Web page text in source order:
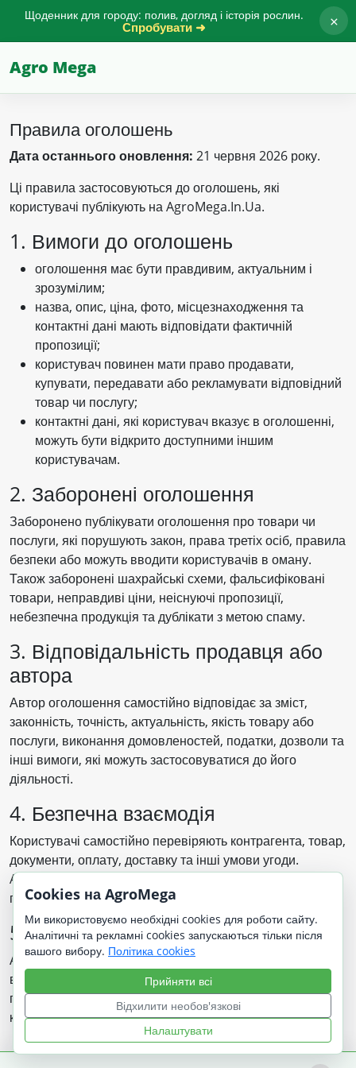
Щоденник для городу: полив, догляд і історія рослин.
Спробувати ➜ ×
Agro Mega
Правила оголошень
Дата останнього оновлення: 21 червня 2026 року.
Ці правила застосовуються до оголошень, які
користувачі публікують на AgroMega.In.Ua.
1. Вимоги до оголошень
оголошення має бути правдивим, актуальним і
зрозумілим;
назва, опис, ціна, фото, місцезнаходження та
контактні дані мають відповідати фактичній
пропозиції;
користувач повинен мати право продавати,
купувати, передавати або рекламувати відповідний
товар чи послугу;
контактні дані, які користувач вказує в оголошенні,
можуть бути відкрито доступними іншим
користувачам.
2. Заборонені оголошення
Заборонено публікувати оголошення про товари чи
послуги, які порушують закон, права третіх осіб, правила
безпеки або можуть вводити користувачів в оману.
Також заборонені шахрайські схеми, фальсифіковані
товари, неправдиві ціни, неіснуючі пропозиції,
небезпечна продукція та дублікати з метою спаму.
3. Відповідальність продавця або
автора
Автор оголошення самостійно відповідає за зміст,
законність, точність, актуальність, якість товару або
послуги, виконання домовленостей, податки, дозволи та
інші вимоги, які можуть застосовуватися до його
діяльності.
4. Безпечна взаємодія
Користувачі самостійно перевіряють контрагента, товар,
документи, оплату, доставку та інші умови угоди.
AgroMega.In.Ua не є стороною угоди між продавцем і
покупцем, якщо прямо не зазначено інше.
5. Модерація оголошень
Адміністрація може редагувати, приховувати або
видаляти оголошення, якщо воно порушує закон, ці
правила, правила публікацій або створює ризик для
користувачів.
Cookies на AgroMega
Ми використовуємо необхідні cookies для роботи сайту.
Аналітичні та рекламні cookies запускаються тільки після
вашого вибору. Політика cookies
Прийняти всі
Відхилити необов'язкові
Налаштувати